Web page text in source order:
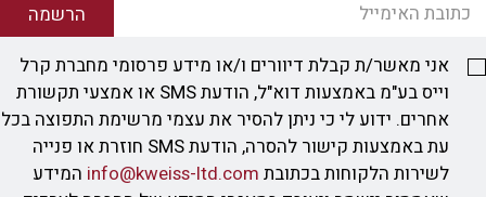
הרשמה
אני מאשר/ת קבלת דיוורים ו/או מידע פרסומי מחברת קרל
וייס בע"מ באמצעות דוא"ל, הודעת SMS או אמצעי תקשורת
אחרים. ידוע לי כי ניתן להסיר את עצמי מרשימת התפוצה בכל
עת באמצעות קישור להסרה, הודעת SMS חוזרת או פנייה
לשירות הלקוחות בכתובת info@kweiss-ltd.com המידע